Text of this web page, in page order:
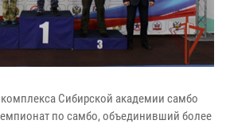
Сибирской академии самбо
по самбо, объединивший более